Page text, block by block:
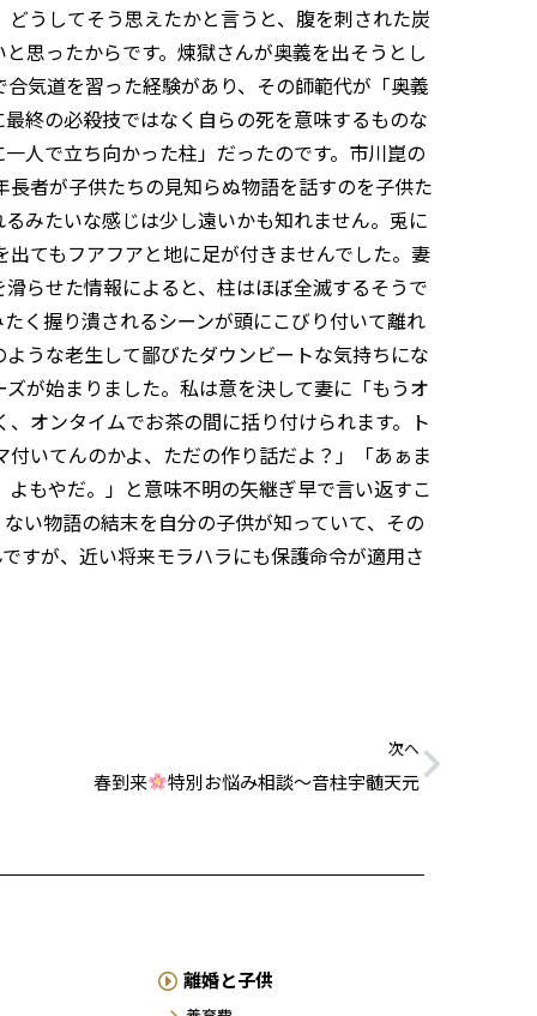
うしてそう思えたかと言うと、腹を刺された炭
思ったからです。煉獄さんが奥義を出そうとし
気道を習った経験があり、その師範代が「奥義
終の必殺技ではなく自らの死を意味するものな
人で立ち向かった柱」だったのです。市川崑の
者が子供たちの見知らぬ物語を話すのを子供た
みたいな感じは少し遠いかも知れません。兎に
てもフアフアと地に足が付きませんでした。妻
らせた情報によると、柱はほぼ全滅するそうで
く握り潰されるシーンが頭にこびり付いて離れ
うな老生して鄙びたダウンビートな気持ちにな
が始まりました。私は意を決して妻に「もうオ
オンタイムでお茶の間に括り付けられます。ト
いてんのかよ、ただの作り話だよ？」「あぁま
もやだ。」と意味不明の矢継ぎ早で言い返すこ
い物語の結末を自分の子供が知っていて、その
すが、近い将来モラハラにも保護命令が適用さ
次へ
春到来 特別お悩み相談〜音柱宇髄天元
離婚と子供